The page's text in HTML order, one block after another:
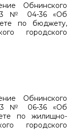
Обнинского
№ 04-36 «Об
по бюджету,
городского
Обнинского
№ 06-36 «Об
по жилищно-
городского